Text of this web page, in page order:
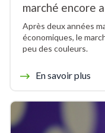
marché encore
Après deux années
économiques, le
peu des couleurs.
En savoir plus